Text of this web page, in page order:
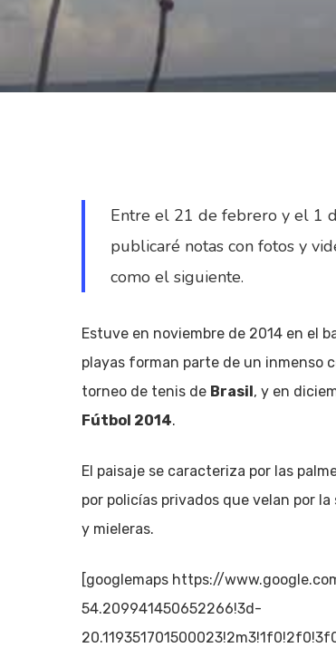
Hit enter to search or ESC to close
Entre el 21 de febrero y el 1
publicaré notas con fotos y
como el siguiente.
Estuve en noviembre de 2014 en el
playas forman parte de un inmenso
torneo de tenis de Brasil, y en
Fútbol 2014.
El paisaje se caracteriza por las
por policías privados que velan por
y mieleras.
[googlemaps https://
54.209941450652266!3d-